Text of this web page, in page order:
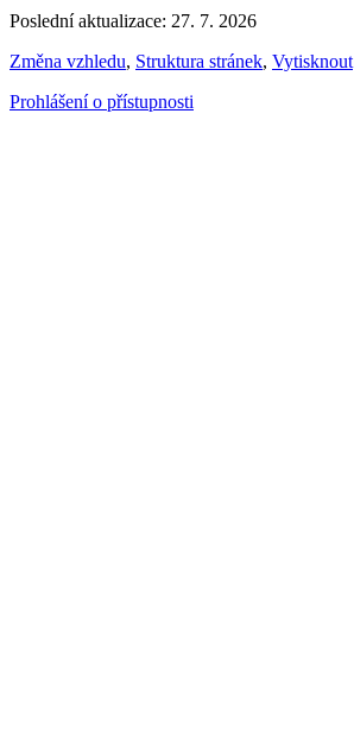
Poslední aktualizace: 27. 7. 2026
Změna vzhledu, Struktura stránek, Vytisknout
Prohlášení o přístupnosti